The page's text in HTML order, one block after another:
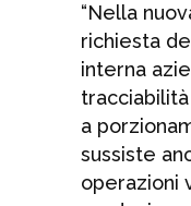
“Nella
richiesta
interna
a
sussiste
operazioni